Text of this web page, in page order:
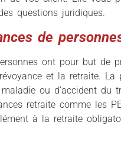
questions juridiques.
de
ont pour but de
et la retraite.
ou d’accident du
retraite comme les
à la retraite